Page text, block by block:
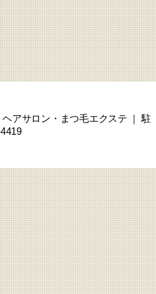
アサロン・まつ毛エクステ ｜ 駐